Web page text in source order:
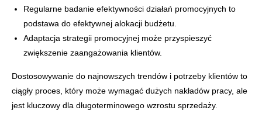
Regularne badanie efektywności działań promocyjnych to
podstawa do efektywnej alokacji budżetu.
Adaptacja strategii promocyjnej może przyspieszyć
zwiększenie zaangażowania klientów.
Dostosowywanie do najnowszych trendów i potrzeby klientów to
ciągły proces, który może wymagać dużych nakładów pracy, ale
jest kluczowy dla długoterminowego wzrostu sprzedaży.